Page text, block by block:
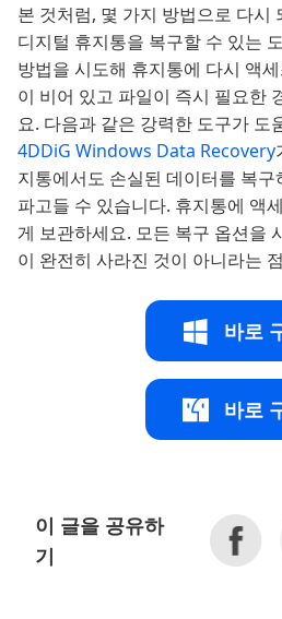
본 것처럼, 몇 가지 방법으로 다시
디지털 휴지통을 복구할 수 있는
방법을 시도해 휴지통에 다시 액
이 비어 있고 파일이 즉시 필요한
요. 다음과 같은 강력한 도구가 도
4DDiG Windows Data Recovery
지통에서도 손실된 데이터를 복
파고들 수 있습니다. 휴지통에 액
게 보관하세요. 모든 복구 옵션을
이 완전히 사라진 것이 아니라는
바로
바로
이 글을 공유하
기